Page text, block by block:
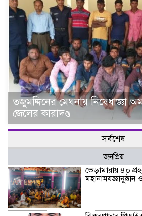
তজুমদ্দিনের মেঘনায় নিষেধাজ্ঞা
জেলের কারাদণ্ড
সর্বশেষ
জনপ্রিয়
ভেড়ামারায় ৪০